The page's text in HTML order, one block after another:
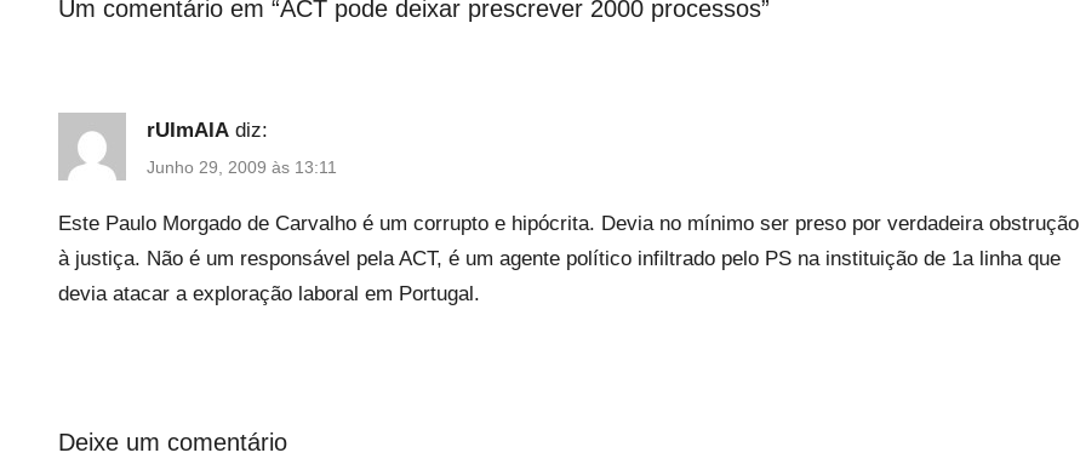
Um comentário em “ACT pode deixar prescrever 2000 processos”
rUImAIA diz:
Junho 29, 2009 às 13:11
Este Paulo Morgado de Carvalho é um corrupto e hipócrita. Devia no mínimo ser preso por verdadeira obstrução
à justiça. Não é um responsável pela ACT, é um agente político infiltrado pelo PS na instituição de 1a linha que
devia atacar a exploração laboral em Portugal.
Deixe um comentário